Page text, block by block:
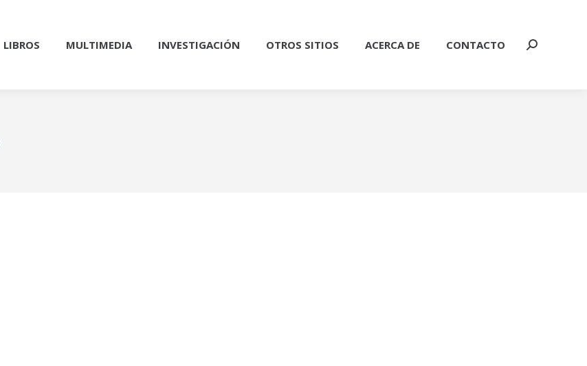
LIBROS MULTIMEDIA INVESTIGACIÓN OTROS SITIOS ACERCA DE CONTACTO Buscar: